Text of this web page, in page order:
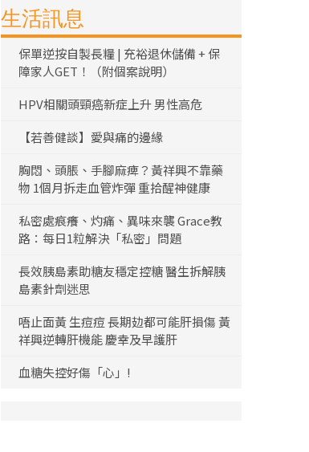
生活訊息
保單逆按自製長糧 | 充裕退休儲備 + 保
障家人GET！（附個案說明）
HPV相關頭頸癌新症上升 男性高危
【若善健談】愛與痛的邊緣
胸悶、頭脹、手腳麻痺？黃祥興不靠藥
物 1個月拆走血管炸彈 重拾醒神健康
私密處痕癢、灼痛、異味來襲 Grace教
路：每日1粒解決「私密」問題
長效胰島素助糖友穩定控糖 醫生拆解胰
島素針劑迷思
唔止面黃 生痘痘 長期攰都可能肝損傷 黃
祥興逆轉肝機能 慶幸及早護肝
血糖失控好傷「心」!